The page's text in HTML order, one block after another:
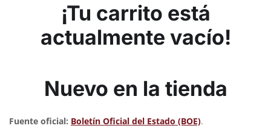
¡Tu carrito está
actualmente vacío!
Nuevo en la tienda
Fuente oficial: Boletín Oficial del Estado (BOE).